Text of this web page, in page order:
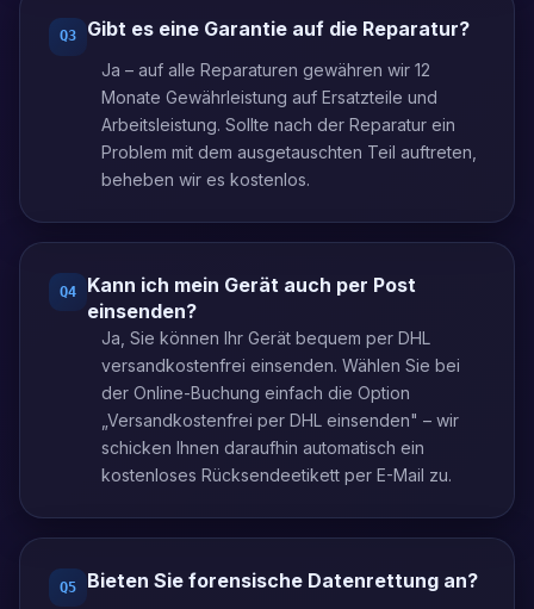
Q3 Gibt es eine Garantie auf die Reparatur?
Ja – auf alle Reparaturen gewähren wir 12
Monate Gewährleistung auf Ersatzteile und
Arbeitsleistung. Sollte nach der Reparatur ein
Problem mit dem ausgetauschten Teil auftreten,
beheben wir es kostenlos.
Q4
Kann ich mein Gerät auch per Post
einsenden?
Ja, Sie können Ihr Gerät bequem per DHL
versandkostenfrei einsenden. Wählen Sie bei
der Online-Buchung einfach die Option
„Versandkostenfrei per DHL einsenden" – wir
schicken Ihnen daraufhin automatisch ein
kostenloses Rücksendeetikett per E-Mail zu.
Q5 Bieten Sie forensische Datenrettung an?